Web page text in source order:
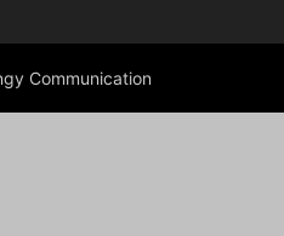
Communication